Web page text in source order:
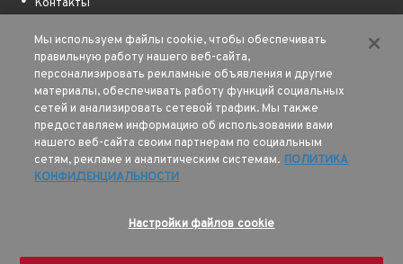
Контакты
Полезные ссылки
Наши авторы
Финансовая поддержка
Sitemap
Условия использования
Политика конфиденциальности
© 2026 Все права защищены
Европейское общество кардиологов (ESC)
Мы используем файлы cookie, чтобы обеспечивать
правильную работу нашего веб-сайта,
персонализировать рекламные объявления и другие
материалы, обеспечивать работу функций социальных
сетей и анализировать сетевой трафик. Мы также
предоставляем информацию об использовании вами
нашего веб-сайта своим партнерам по социальным
сетям, рекламе и аналитическим системам. ПОЛИТИКА
КОНФИДЕНЦИАЛЬНОСТИ
Настройки файлов cookie